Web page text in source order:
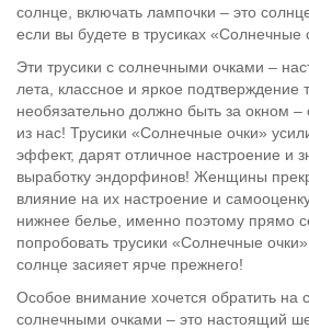
солнце, включать лампочки – это
если вы будете в трусиках «Солнечные
Эти трусики с солнечными очками –
лета, классное и яркое подтверждение
необязательно должно быть за окном
из нас! Трусики «Солнечные очки»
эффект, дарят отличное настроение и
выработку эндорфинов! Женщины
влияние на их настроение и
нижнее белье, именно поэтому прямо
попробовать трусики «Солнечные
солнце засияет ярче прежнего!
Особое внимание хочется обратить на
солнечными очками – это настоящий